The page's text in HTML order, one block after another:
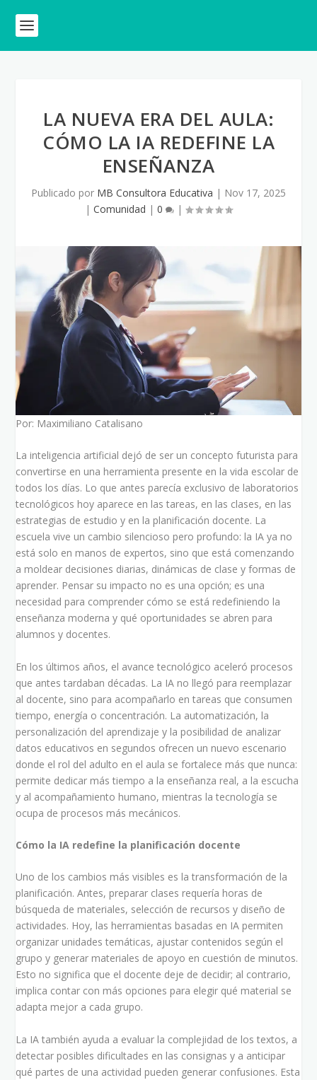
LA NUEVA ERA DEL AULA:
CÓMO LA IA REDEFINE LA
ENSEÑANZA
Publicado por MB Consultora Educativa | Nov 17, 2025
| Comunidad | 0 |
Por: Maximiliano Catalisano
La inteligencia artificial dejó de ser un concepto futurista para
convertirse en una herramienta presente en la vida escolar de
todos los días. Lo que antes parecía exclusivo de laboratorios
tecnológicos hoy aparece en las tareas, en las clases, en las
estrategias de estudio y en la planificación docente. La
escuela vive un cambio silencioso pero profundo: la IA ya no
está solo en manos de expertos, sino que está comenzando
a moldear decisiones diarias, dinámicas de clase y formas de
aprender. Pensar su impacto no es una opción; es una
necesidad para comprender cómo se está redefiniendo la
enseñanza moderna y qué oportunidades se abren para
alumnos y docentes.
En los últimos años, el avance tecnológico aceleró procesos
que antes tardaban décadas. La IA no llegó para reemplazar
al docente, sino para acompañarlo en tareas que consumen
tiempo, energía o concentración. La automatización, la
personalización del aprendizaje y la posibilidad de analizar
datos educativos en segundos ofrecen un nuevo escenario
donde el rol del adulto en el aula se fortalece más que nunca:
permite dedicar más tiempo a la enseñanza real, a la escucha
y al acompañamiento humano, mientras la tecnología se
ocupa de procesos más mecánicos.
Cómo la IA redefine la planificación docente
Uno de los cambios más visibles es la transformación de la
planificación. Antes, preparar clases requería horas de
búsqueda de materiales, selección de recursos y diseño de
actividades. Hoy, las herramientas basadas en IA permiten
organizar unidades temáticas, ajustar contenidos según el
grupo y generar materiales de apoyo en cuestión de minutos.
Esto no significa que el docente deje de decidir; al contrario,
implica contar con más opciones para elegir qué material se
adapta mejor a cada grupo.
La IA también ayuda a evaluar la complejidad de los textos, a
detectar posibles dificultades en las consignas y a anticipar
qué partes de una actividad pueden generar confusiones. Esta